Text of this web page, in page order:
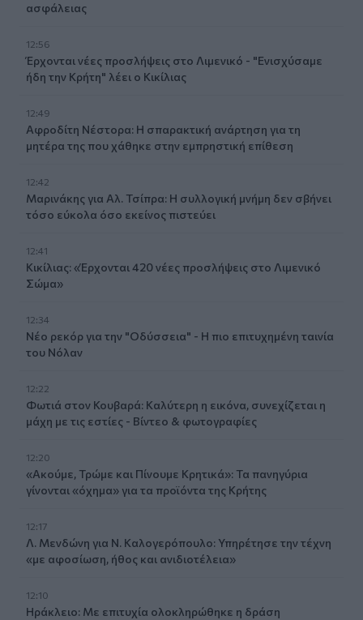
ασφάλειας
12:56
Έρχονται νέες προσλήψεις στο Λιμενικό - "Ενισχύσαμε
ήδη την Κρήτη" λέει ο Κικίλιας
12:49
Αφροδίτη Νέστορα: Η σπαρακτική ανάρτηση για τη
μητέρα της που χάθηκε στην εμπρηστική επίθεση
12:42
Μαρινάκης για Αλ. Τσίπρα: Η συλλογική μνήμη δεν σβήνει
τόσο εύκολα όσο εκείνος πιστεύει
12:41
Κικίλιας: «Έρχονται 420 νέες προσλήψεις στο Λιμενικό
Σώμα»
12:34
Νέο ρεκόρ για την "Οδύσσεια" - Η πιο επιτυχημένη ταινία
του Νόλαν
12:22
Φωτιά στον Κουβαρά: Καλύτερη η εικόνα, συνεχίζεται η
μάχη με τις εστίες - Βίντεο & φωτογραφίες
12:20
«Ακούμε, Τρώμε και Πίνουμε Κρητικά»: Τα πανηγύρια
γίνονται «όχημα» για τα προϊόντα της Κρήτης
12:17
Λ. Μενδώνη για Ν. Καλογερόπουλο: Υπηρέτησε την τέχνη
«με αφοσίωση, ήθος και ανιδιοτέλεια»
12:10
Ηράκλειο: Με επιτυχία ολοκληρώθηκε η δράση